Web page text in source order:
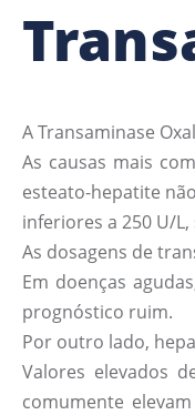
A Transaminase
As causas mais
esteato-hepatite
inferiores a 250 U/
As dosagens de
Em doenças
prognóstico ruim.
Por outro lado,
Valores elevados
comumente